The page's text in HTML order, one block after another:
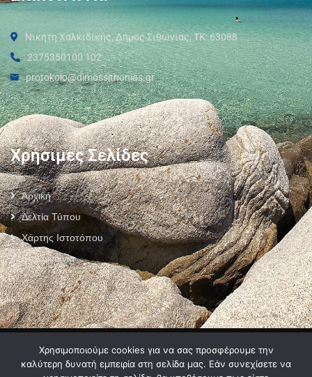
Νικήτη Χαλκιδικής, Δήμος Σιθωνίας, ΤΚ: 63088
2375350100 102
protokolo@dimossithonias.gr
Χρήσιμες Σελίδες
Αρχική
Δελτία Τύπου
Χάρτης Ιστοτόπου
Επικοινωνία
Όροι Χρήσης
Χρησιμοποιούμε cookies για να σας προσφέρουμε την
καλύτερη δυνατή εμπειρία στη σελίδα μας. Εάν συνεχίσετε να